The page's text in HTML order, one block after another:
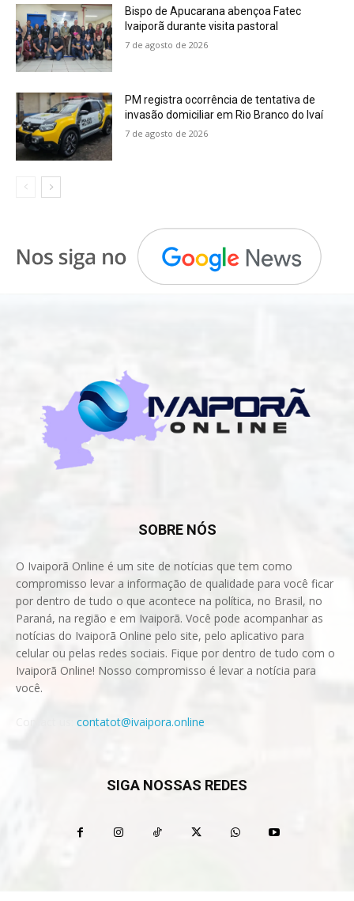
Bispo de Apucarana abençoa Fatec
Ivaiporã durante visita pastoral
7 de agosto de 2026
PM registra ocorrência de tentativa de
invasão domiciliar em Rio Branco do Ivaí
7 de agosto de 2026
SOBRE NÓS
O Ivaiporã Online é um site de notícias que tem como
compromisso levar a informação de qualidade para você ficar
por dentro de tudo o que acontece na política, no Brasil, no
Paraná, na região e em Ivaiporã. Você pode acompanhar as
notícias do Ivaiporã Online pelo site, pelo aplicativo para
celular ou pelas redes sociais. Fique por dentro de tudo com o
Ivaiporã Online! Nosso compromisso é levar a notícia para
você.
contatot@ivaipora.online
SIGA NOSSAS REDES